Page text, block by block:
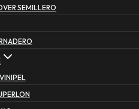
SEMILLERO